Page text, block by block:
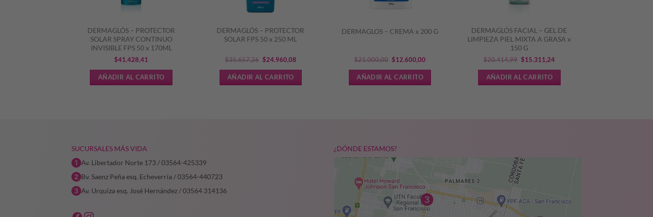
DERMAGLÓS – PROTECTOR
SOLAR SPRAY CONTINUO
INVISIBLE FPS 50 x 170ML
$41.428,41
AÑADIR AL CARRITO
DERMAGLÓS – PROTECTOR
SOLAR FPS 50 x 250 ML
$35.657,26 El
precio
original
$24.960,08El
precio
actual
AÑADIR AL CARRITO
DERMAGLOS – CREMA x 200 G
$21.000,00 El
precio
original
$12.600,00
precio
actual
AÑADIR AL CARRITO
DERMAGLÓS FACIAL – GEL DE
LIMPIEZA PIEL MIXTA A GRASA x
150 G
$20.414,99 El
precio
original
$15.311,24El
precio
actual
AÑADIR AL CARRITO
SUCURSALES MÁS VIDA
Av. Libertador Norte 173 / 03564-425339
Bv. Saenz Peña esq. Echeverría / 03564-440723
Av. Urquiza esq. José Hernández / 03564 314136
¿DÓNDE ESTAMOS?